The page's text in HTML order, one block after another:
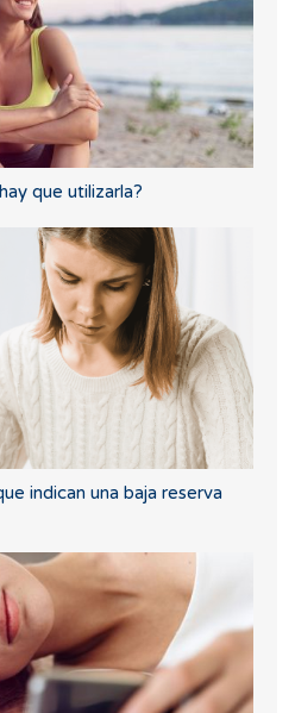
que utilizarla?
indican una baja reserva